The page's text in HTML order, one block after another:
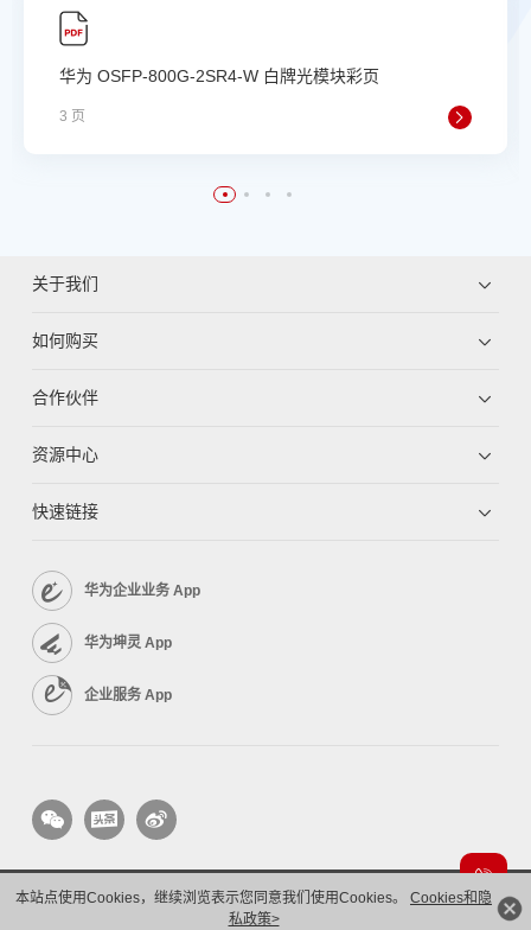
本站点使用Cookies，继续浏览表示您同意我们使用Cookies。 Cookies和隐
私政策>
华为 OSFP-800G-2SR4-W 白牌光模块彩页
3 页
关于我们
如何购买
合作伙伴
资源中心
快速链接
华为企业业务 App
华为坤灵 App
企业服务 App
版权所有 © 华为技术有限公司 1998-2026。 保留一切权利。粤A2-20044005号
隐私保护
法律声明